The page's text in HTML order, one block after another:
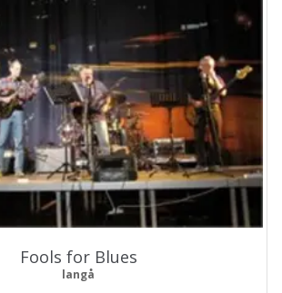
Fools for Blues
langå